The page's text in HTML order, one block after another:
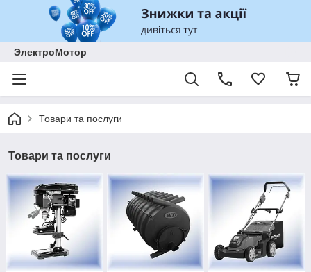
ЭлектроМотор
Товари та послуги
Товари та послуги